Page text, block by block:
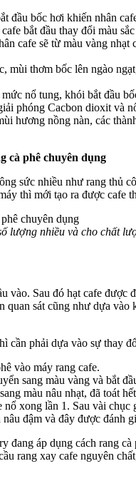
đầu bốc hơi khiến nhân
bắt đầu thay đổi màu
cafe sẽ từ màu vàng
thơm bốc lên ngào
nổ tung, khói bắt đầu
phóng Cacbon dioxit và
hương nồng nàn, các
cà phê chuyên dụng
sức nhiều như rang thủ
thì mới tạo ra được cafe
lượng nhiều và cho chất
vào. Sau đó hạt cafe được
quan sát cũng như dựa
phải dựa vào sự thay
vào máy rang cafe.
sang màu vàng và bắt
màu nâu nhạt, đã toát
xong lần 1. Sau vài chục
đậm và đây được
áp dụng cách rang
rang xay cafe nguyên